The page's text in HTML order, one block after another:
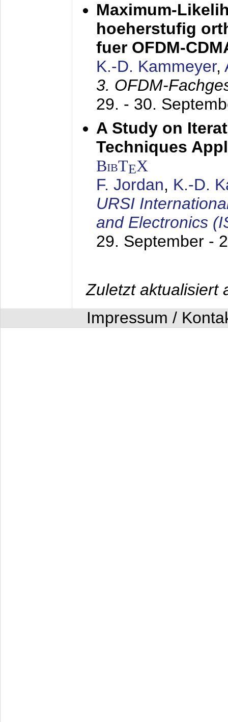
Maximum-
hoeherstufig
fuer OFDM-
K.-D. Kammeyer,
3. OFDM-
29. - 30.
A Study on
Techniques
BibTEX
F. Jordan, K.-D.
URSI
and Electronics
29. September -
Zuletzt aktualisiert
Impressum /